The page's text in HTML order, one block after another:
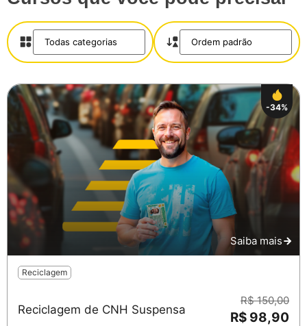
-34%
Saiba mais
Reciclagem
Reciclagem de CNH Suspensa
R$ 150,00
R$ 98,90